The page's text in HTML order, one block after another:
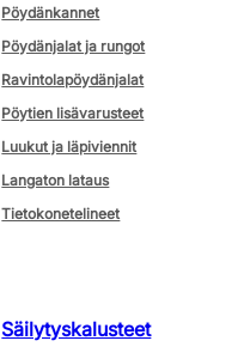
Pöydänkannet
Pöydänjalat ja rungot
Ravintolapöydänjalat
Pöytien lisävarusteet
Luukut ja läpiviennit
Langaton lataus
Tietokonetelineet
Säilytyskalusteet